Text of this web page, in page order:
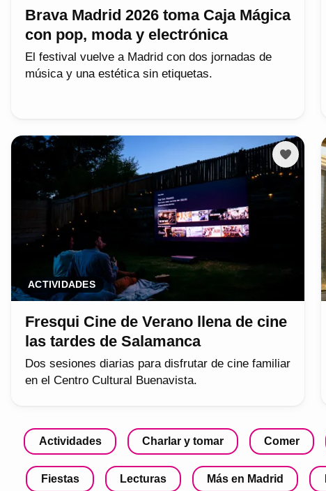
Brava Madrid 2026 toma Caja Mágica
con pop, moda y electrónica
El festival vuelve a Madrid con dos jornadas de
música y una estética sin etiquetas.
ACTIVIDADES
Fresqui Cine de Verano llena de cine
las tardes de Salamanca
Dos sesiones diarias para disfrutar de cine familiar
en el Centro Cultural Buenavista.
Actividades Charlar y tomar Comer
Fiestas Lecturas Más en Madrid